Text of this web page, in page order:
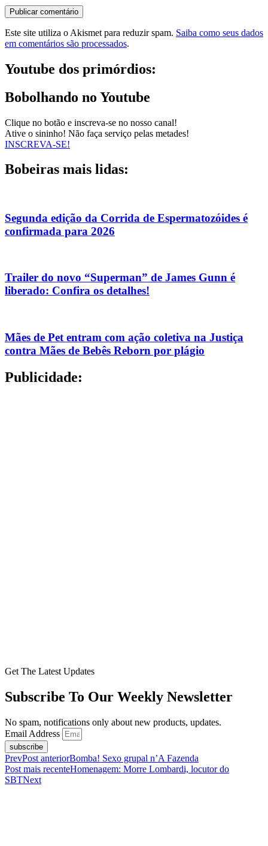
Este site utiliza o Akismet para reduzir spam. Saiba como seus dados
em comentários são processados.
Youtube dos primórdios:
Bobolhando no Youtube
Clique no botão e inscreva-se no nosso canal!
Ative o sininho! Não faça serviço pelas metades!
INSCREVA-SE!
Bobeiras mais lidas:
Segunda edição da Corrida de Espermatozóides é
confirmada para 2026
Trailer do novo “Superman” de James Gunn é
liberado: Confira os detalhes!
Mães de Pet entram com ação coletiva na Justiça
contra Mães de Bebês Reborn por plágio
Publicidade:
Get The Latest Updates
Subscribe To Our Weekly Newsletter
No spam, notifications only about new products, updates.
Email Address
subscribe
PrevPost anteriorBomba! Sexo grupal n’A Fazenda
Post mais recenteHomenagem: Morre Lombardi, locutor do
SBTNext